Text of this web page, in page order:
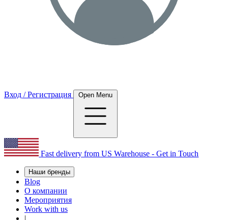
Вход / Регистрация Open Menu
Fast delivery from US Warehouse - Get in Touch
Наши бренды
Blog
О компании
Мероприятия
Work with us
|